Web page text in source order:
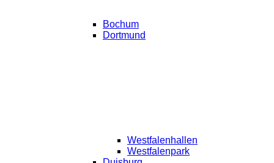
Bochum
Dortmund
Westfalenhallen
Westfalenpark